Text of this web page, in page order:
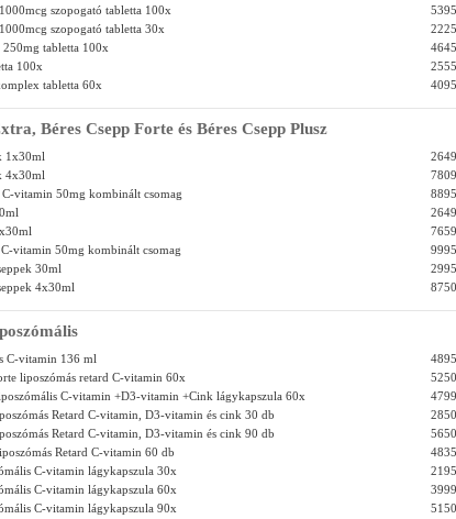
szopogató tabletta 100x
szopogató tabletta 30x
tabletta 100x
100x
tabletta 60x
Béres Csepp Forte és Béres Csepp Plusz
1x30ml
4x30ml
C-vitamin 50mg kombinált csomag
C-vitamin 50mg kombinált csomag
30ml
4x30ml
C-vitamin 136 ml
liposzómás retard C-vitamin 60x
C-vitamin +D3-vitamin +Cink lágykapszula 60x
Retard C-vitamin, D3-vitamin és cink 30 db
Retard C-vitamin, D3-vitamin és cink 90 db
Retard C-vitamin 60 db
C-vitamin lágykapszula 30x
C-vitamin lágykapszula 60x
C-vitamin lágykapszula 90x